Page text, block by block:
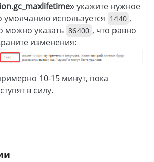
» укажите нужное
умолчанию используется 1440 ,
можно указать 86400 , что равно
изменения:
10-15 минут, пока
в силу.